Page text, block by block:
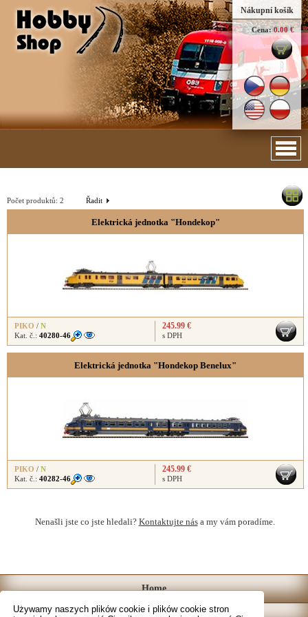
Używamy naszych plików cookie i plików cookie stron
Nákupní košík
Cena: 0.00 €
Řadit
Počet produktů: 2
Elektrická jednotka "Hondekop"
PIKO / N
Kat. č.: 40280-46
245.99 €
s DPH
Elektrická jednotka "Hondekop Benelux"
PIKO / N
Kat. č.: 40282-46
245.99 €
s DPH
Nenašli jste co jste hledali? Kontaktujte nása my vám poradíme.
Home